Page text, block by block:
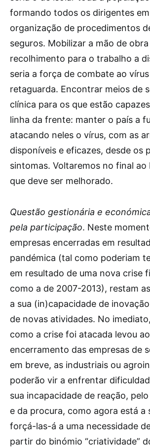
formando todos os dirigentes
organização de procedimentos
seguros. Mobilizar a mão de obra
recolhimento para o trabalho a
seria a força de combate ao
retaguarda. Encontrar meios de
clínica para os que estão
linha da frente: manter o país a
atacando neles o vírus, com as
disponíveis e eficazes, desde os
sintomas. Voltaremos no final ao
que deve ser melhorado.
Questão gestionária e
pela participação. Neste
empresas encerradas em
pandémica (tal como poderiam
em resultado de uma nova crise
como a de 2007-2013), restam
a sua (in)capacidade de
de novas atividades. No
como a crise foi atacada levou ao
encerramento das empresas de
em breve, as industriais ou
poderão vir a enfrentar
sua incapacidade de reação,
e da procura, como agora está a
forçá-las-á a uma necessidade
partir do binómio “criatividade”